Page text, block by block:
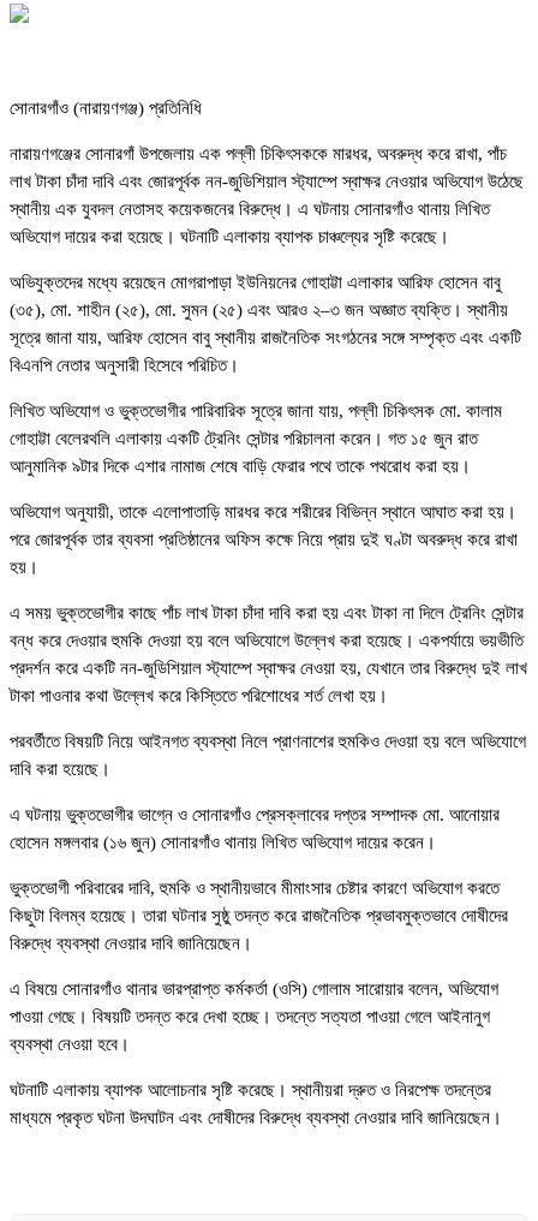
সোনারগাঁও (নারায়ণগঞ্জ) প্রতিনিধি
নারায়ণগঞ্জের সোনারগাঁ উপজেলায় এক পল্লী চিকিৎসককে মারধর, অবরুদ্ধ করে রাখা, পাঁচ
লাখ টাকা চাঁদা দাবি এবং জোরপূর্বক নন-জুডিশিয়াল স্ট্যাম্পে স্বাক্ষর নেওয়ার অভিযোগ উঠেছে
স্থানীয় এক যুবদল নেতাসহ কয়েকজনের বিরুদ্ধে। এ ঘটনায় সোনারগাঁও থানায় লিখিত
অভিযোগ দায়ের করা হয়েছে। ঘটনাটি এলাকায় ব্যাপক চাঞ্চল্যের সৃষ্টি করেছে।
অভিযুক্তদের মধ্যে রয়েছেন মোগরাপাড়া ইউনিয়নের গোহাট্টা এলাকার আরিফ হোসেন বাবু
(৩৫), মো. শাহীন (২৫), মো. সুমন (২৫) এবং আরও ২–৩ জন অজ্ঞাত ব্যক্তি। স্থানীয়
সূত্রে জানা যায়, আরিফ হোসেন বাবু স্থানীয় রাজনৈতিক সংগঠনের সঙ্গে সম্পৃক্ত এবং একটি
বিএনপি নেতার অনুসারী হিসেবে পরিচিত।
লিখিত অভিযোগ ও ভুক্তভোগীর পারিবারিক সূত্রে জানা যায়, পল্লী চিকিৎসক মো. কালাম
গোহাট্টা বেলেরথলি এলাকায় একটি ট্রেনিং সেন্টার পরিচালনা করেন। গত ১৫ জুন রাত
আনুমানিক ৯টার দিকে এশার নামাজ শেষে বাড়ি ফেরার পথে তাকে পথরোধ করা হয়।
অভিযোগ অনুযায়ী, তাকে এলোপাতাড়ি মারধর করে শরীরের বিভিন্ন স্থানে আঘাত করা হয়।
পরে জোরপূর্বক তার ব্যবসা প্রতিষ্ঠানের অফিস কক্ষে নিয়ে প্রায় দুই ঘণ্টা অবরুদ্ধ করে রাখা
হয়।
এ সময় ভুক্তভোগীর কাছে পাঁচ লাখ টাকা চাঁদা দাবি করা হয় এবং টাকা না দিলে ট্রেনিং সেন্টার
বন্ধ করে দেওয়ার হুমকি দেওয়া হয় বলে অভিযোগে উল্লেখ করা হয়েছে। একপর্যায়ে ভয়ভীতি
প্রদর্শন করে একটি নন-জুডিশিয়াল স্ট্যাম্পে স্বাক্ষর নেওয়া হয়, যেখানে তার বিরুদ্ধে দুই লাখ
টাকা পাওনার কথা উল্লেখ করে কিস্তিতে পরিশোধের শর্ত লেখা হয়।
পরবর্তীতে বিষয়টি নিয়ে আইনগত ব্যবস্থা নিলে প্রাণনাশের হুমকিও দেওয়া হয় বলে অভিযোগে
দাবি করা হয়েছে।
এ ঘটনায় ভুক্তভোগীর ভাগ্নে ও সোনারগাঁও প্রেসক্লাবের দপ্তর সম্পাদক মো. আনোয়ার
হোসেন মঙ্গলবার (১৬ জুন) সোনারগাঁও থানায় লিখিত অভিযোগ দায়ের করেন।
ভুক্তভোগী পরিবারের দাবি, হুমকি ও স্থানীয়ভাবে মীমাংসার চেষ্টার কারণে অভিযোগ করতে
কিছুটা বিলম্ব হয়েছে। তারা ঘটনার সুষ্ঠু তদন্ত করে রাজনৈতিক প্রভাবমুক্তভাবে দোষীদের
বিরুদ্ধে ব্যবস্থা নেওয়ার দাবি জানিয়েছেন।
এ বিষয়ে সোনারগাঁও থানার ভারপ্রাপ্ত কর্মকর্তা (ওসি) গোলাম সারোয়ার বলেন, অভিযোগ
পাওয়া গেছে। বিষয়টি তদন্ত করে দেখা হচ্ছে। তদন্তে সত্যতা পাওয়া গেলে আইনানুগ
ব্যবস্থা নেওয়া হবে।
ঘটনাটি এলাকায় ব্যাপক আলোচনার সৃষ্টি করেছে। স্থানীয়রা দ্রুত ও নিরপেক্ষ তদন্তের
মাধ্যমে প্রকৃত ঘটনা উদঘাটন এবং দোষীদের বিরুদ্ধে ব্যবস্থা নেওয়ার দাবি জানিয়েছেন।